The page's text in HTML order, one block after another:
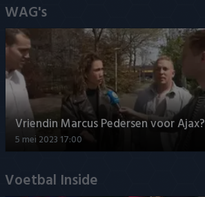
WAG's
Vriendin Marcus Pedersen voor Ajax?
5 mei 2023 17:00
Voetbal Inside